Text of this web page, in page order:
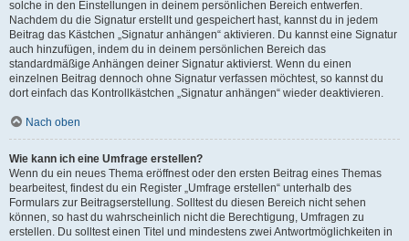
solche in den Einstellungen in deinem persönlichen Bereich entwerfen.
Nachdem du die Signatur erstellt und gespeichert hast, kannst du in jedem
Beitrag das Kästchen „Signatur anhängen“ aktivieren. Du kannst eine Signatur
auch hinzufügen, indem du in deinem persönlichen Bereich das
standardmäßige Anhängen deiner Signatur aktivierst. Wenn du einen
einzelnen Beitrag dennoch ohne Signatur verfassen möchtest, so kannst du
dort einfach das Kontrollkästchen „Signatur anhängen“ wieder deaktivieren.
Nach oben
Wie kann ich eine Umfrage erstellen?
Wenn du ein neues Thema eröffnest oder den ersten Beitrag eines Themas
bearbeitest, findest du ein Register „Umfrage erstellen“ unterhalb des
Formulars zur Beitragserstellung. Solltest du diesen Bereich nicht sehen
können, so hast du wahrscheinlich nicht die Berechtigung, Umfragen zu
erstellen. Du solltest einen Titel und mindestens zwei Antwortmöglichkeiten in